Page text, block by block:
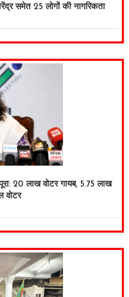
समेत 25 लोगों की नागरिकता
20 लाख वोटर गायब, 5.75 लाख
वोटर